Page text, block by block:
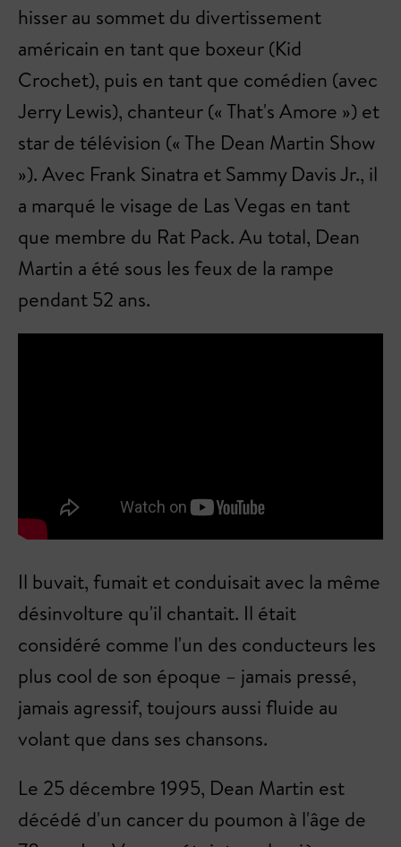
hisser au sommet du divertissement
américain en tant que boxeur (Kid
Crochet), puis en tant que comédien (avec
Jerry Lewis), chanteur (« That's Amore ») et
star de télévision (« The Dean Martin Show
»). Avec Frank Sinatra et Sammy Davis Jr., il
a marqué le visage de Las Vegas en tant
que membre du Rat Pack. Au total, Dean
Martin a été sous les feux de la rampe
pendant 52 ans.
Il buvait, fumait et conduisait avec la même
désinvolture qu'il chantait. Il était
considéré comme l'un des conducteurs les
plus cool de son époque – jamais pressé,
jamais agressif, toujours aussi fluide au
volant que dans ses chansons.
Le 25 décembre 1995, Dean Martin est
décédé d'un cancer du poumon à l'âge de